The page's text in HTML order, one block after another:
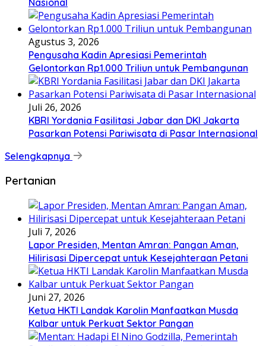
Agustus 3, 2026
Pengusaha Kadin Apresiasi Pemerintah
Gelontorkan Rp1.000 Triliun untuk Pembangunan
Juli 26, 2026
KBRI Yordania Fasilitasi Jabar dan DKI Jakarta
Pasarkan Potensi Pariwisata di Pasar Internasional
Selengkapnya
Pertanian
Juli 7, 2026
Lapor Presiden, Mentan Amran: Pangan Aman,
Hilirisasi Dipercepat untuk Kesejahteraan Petani
Juni 27, 2026
Ketua HKTI Landak Karolin Manfaatkan Musda
Kalbar untuk Perkuat Sektor Pangan